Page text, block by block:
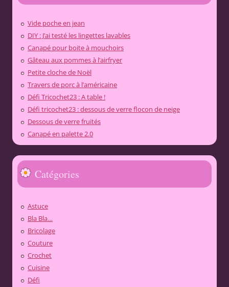
Vide poche en jean
DIY : J’ai testé les lingettes lavables
Canapé pour boite à mouchoirs
Gâteau aux pommes à l’airfryer
Petite cloche de Noël
Travers de porc à l’américaine
Défi Tricochet23 : A table !
Défi tricochet23 : dessous de verre flocon de neige
Dessous de verre fruités
Canapé en palette 2.0
Catégories
Astuce
Bla Bla…
Bricolage
Couture
Crochet
Cuisine
Défi